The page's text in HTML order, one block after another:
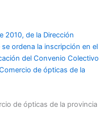
2010, de la Dirección
ordena la inscripción en el
del Convenio Colectivo
de ópticas de la
de ópticas de la provincia